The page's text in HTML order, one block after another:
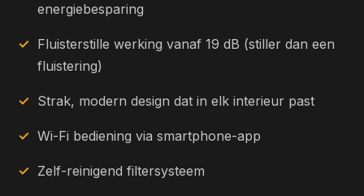
energiebesparing
Fluisterstille werking vanaf 19 dB (stiller dan een
fluistering)
Strak, modern design dat in elk interieur past
Wi-Fi bediening via smartphone-app
Zelf-reinigend filtersysteem